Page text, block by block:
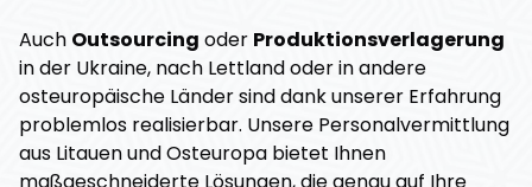
Auch Outsourcing oder Produktionsverlagerung
in der Ukraine, nach Lettland oder in andere
osteuropäische Länder sind dank unserer Erfahrung
problemlos realisierbar. Unsere Personalvermittlung
aus Litauen und Osteuropa bietet Ihnen
maßgeschneiderte Lösungen, die genau auf Ihre